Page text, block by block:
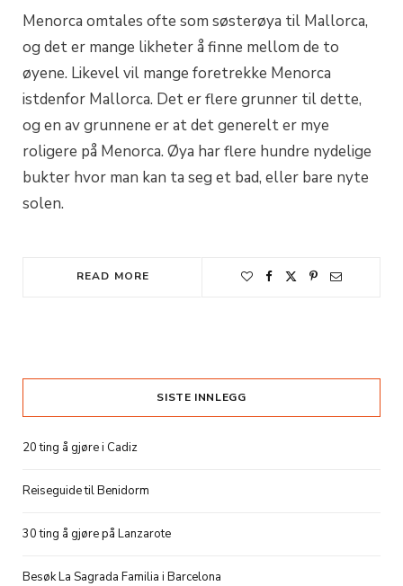
Menorca omtales ofte som søsterøya til Mallorca,
og det er mange likheter å finne mellom de to
øyene. Likevel vil mange foretrekke Menorca
istdenfor Mallorca. Det er flere grunner til dette,
og en av grunnene er at det generelt er mye
roligere på Menorca. Øya har flere hundre nydelige
bukter hvor man kan ta seg et bad, eller bare nyte
solen.
READ MORE
SISTE INNLEGG
20 ting å gjøre i Cadiz
Reiseguide til Benidorm
30 ting å gjøre på Lanzarote
Besøk La Sagrada Familia i Barcelona